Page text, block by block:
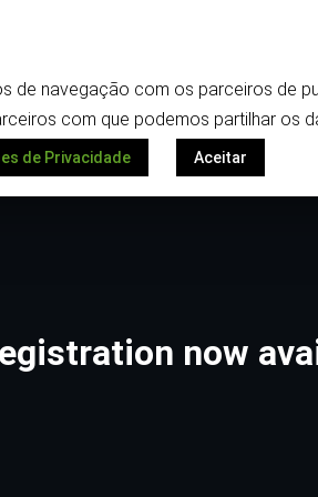
Despoletar
now
de navegação com os parceiros de
com que podemos partilhar os
de Privacidade Aceitar